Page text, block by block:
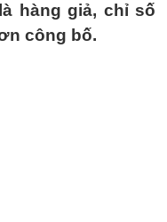
hàng giả, chỉ số
công bố.